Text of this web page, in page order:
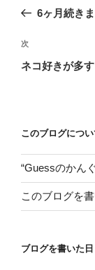
ビ
ゲ
ン
の
稿
6ヶ月続き
次
の
次
ネコ好きが多す
このブログについ
“Guessのかん
このブログを
ブログを書いた日